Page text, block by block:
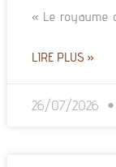
« Le royaume
LIRE PLUS »
26/07/2026